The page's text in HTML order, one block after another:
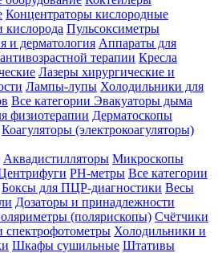
Концентраторы кислородные
кислорода Пульсоксиметры
и дерматология Аппараты для
терапии Кресла
Лазеры хирургические и
Лампы-лупы Холодильники для
Все категории Эвакуаторы дыма
физиотерапии Дерматоскопы
Коагуляторы (электрокоагуляторы)
Аквадистилляторы Микроскопы
PH-метры Все категории
Боксы для ПЦР-диагностики Весы
Дозаторы и принадлежности
(полярископы) Счётчики
Холодильники и
Шкафы сушильные Штативы